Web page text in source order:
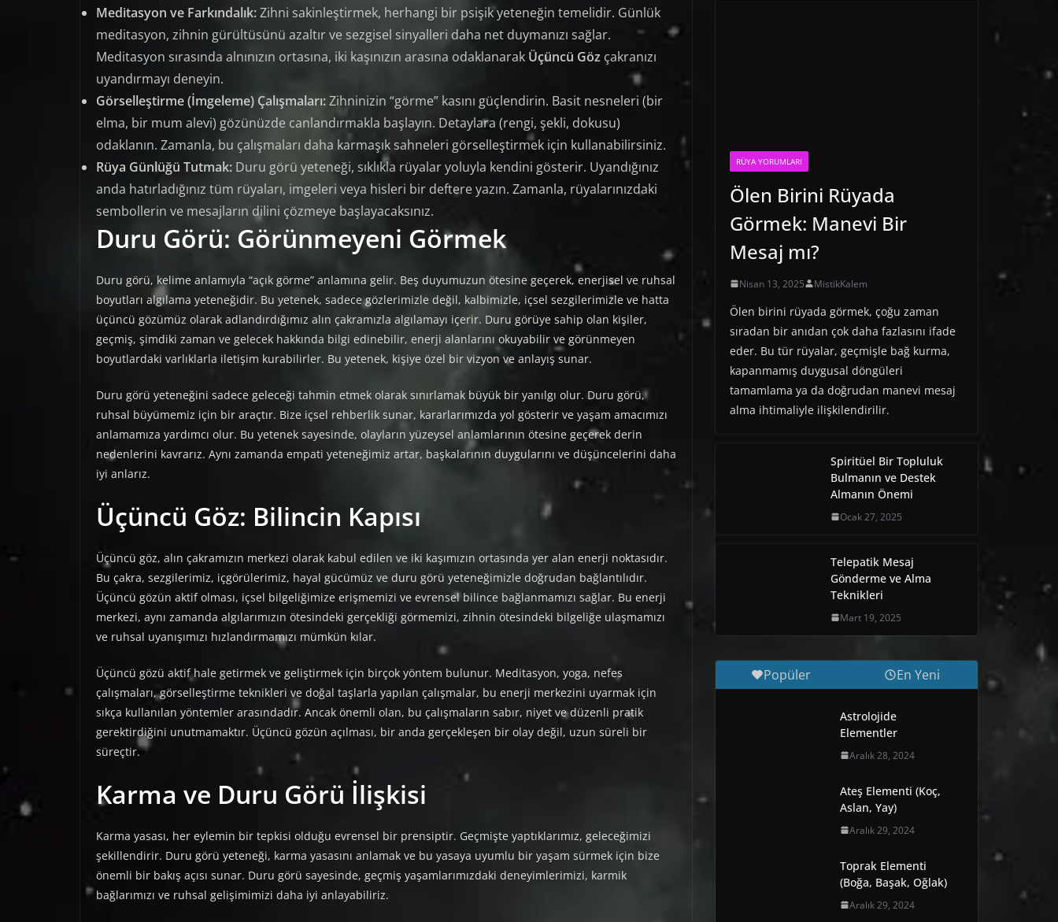
Meditasyon ve Farkındalık:Zihni sakinleştirmek, herhangi bir psişik yeteneğin temelidir. Günlük
meditasyon, zihnin gürültüsünü azaltır ve sezgisel sinyalleri daha net duymanızı sağlar.
Meditasyon sırasında alnınızın ortasına, iki kaşınızın arasına odaklanarak Üçüncü Göz çakranızı
uyandırmayı deneyin.
Görselleştirme (İmgeleme) Çalışmaları:Zihninizin “görme” kasını güçlendirin. Basit nesneleri (bir
elma, bir mum alevi) gözünüzde canlandırmakla başlayın. Detaylara (rengi, şekli, dokusu)
odaklanın. Zamanla, bu çalışmaları daha karmaşık sahneleri görselleştirmek için kullanabilirsiniz.
Rüya Günlüğü Tutmak: Duru görü yeteneği, sıklıkla rüyalar yoluyla kendini gösterir. Uyandığınız
anda hatırladığınız tüm rüyaları, imgeleri veya hisleri bir deftere yazın. Zamanla, rüyalarınızdaki
sembollerin ve mesajların dilini çözmeye başlayacaksınız.
Duru Görü: Görünmeyeni Görmek
Duru görü, kelime anlamıyla “açık görme” anlamına gelir. Beş duyumuzun ötesine geçerek, enerjisel ve ruhsal
boyutları algılama yeteneğidir. Bu yetenek, sadece gözlerimizle değil, kalbimizle, içsel sezgilerimizle ve hatta
üçüncü gözümüz olarak adlandırdığımız alın çakramızla algılamayı içerir. Duru görüye sahip olan kişiler,
geçmiş, şimdiki zaman ve gelecek hakkında bilgi edinebilir, enerji alanlarını okuyabilir ve görünmeyen
boyutlardaki varlıklarla iletişim kurabilirler. Bu yetenek, kişiye özel bir vizyon ve anlayış sunar.
Duru görü yeteneğini sadece geleceği tahmin etmek olarak sınırlamak büyük bir yanılgı olur. Duru görü,
ruhsal büyümemiz için bir araçtır. Bize içsel rehberlik sunar, kararlarımızda yol gösterir ve yaşam amacımızı
anlamamıza yardımcı olur. Bu yetenek sayesinde, olayların yüzeysel anlamlarının ötesine geçerek derin
nedenlerini kavrarız. Aynı zamanda empati yeteneğimiz artar, başkalarının duygularını ve düşüncelerini daha
iyi anlarız.
Üçüncü Göz: Bilincin Kapısı
Üçüncü göz, alın çakramızın merkezi olarak kabul edilen ve iki kaşımızın ortasında yer alan enerji noktasıdır.
Bu çakra, sezgilerimiz, içgörülerimiz, hayal gücümüz ve duru görü yeteneğimizle doğrudan bağlantılıdır.
Üçüncü gözün aktif olması, içsel bilgeliğimize erişmemizi ve evrensel bilince bağlanmamızı sağlar. Bu enerji
merkezi, aynı zamanda algılarımızın ötesindeki gerçekliği görmemizi, zihnin ötesindeki bilgeliğe ulaşmamızı
ve ruhsal uyanışımızı hızlandırmamızı mümkün kılar.
Üçüncü gözü aktif hale getirmek ve geliştirmek için birçok yöntem bulunur. Meditasyon, yoga, nefes
çalışmaları, görselleştirme teknikleri ve doğal taşlarla yapılan çalışmalar, bu enerji merkezini uyarmak için
sıkça kullanılan yöntemler arasındadır. Ancak önemli olan, bu çalışmaların sabır, niyet ve düzenli pratik
gerektirdiğini unutmamaktır. Üçüncü gözün açılması, bir anda gerçekleşen bir olay değil, uzun süreli bir
süreçtir.
Karma ve Duru Görü İlişkisi
Karma yasası, her eylemin bir tepkisi olduğu evrensel bir prensiptir. Geçmişte yaptıklarımız, geleceğimizi
şekillendirir. Duru görü yeteneği, karma yasasını anlamak ve bu yasaya uyumlu bir yaşam sürmek için bize
önemli bir bakış açısı sunar. Duru görü sayesinde, geçmiş yaşamlarımızdaki deneyimlerimizi, karmik
bağlarımızı ve ruhsal gelişimimizi daha iyi anlayabiliriz.
RÜYA YORUMLARI
Ölen Birini Rüyada
Görmek: Manevi Bir
Mesaj mı?
Nisan 13, 2025 MistikKalem
Ölen birini rüyada görmek, çoğu zaman
sıradan bir anıdan çok daha fazlasını ifade
eder. Bu tür rüyalar, geçmişle bağ kurma,
kapanmamış duygusal döngüleri
tamamlama ya da doğrudan manevi mesaj
alma ihtimaliyle ilişkilendirilir.
Spiritüel Bir Topluluk
Bulmanın ve Destek
Almanın Önemi
Ocak 27, 2025
Telepatik Mesaj
Gönderme ve Alma
Teknikleri
Mart 19, 2025
Popüler En Yeni
Astrolojide
Elementler
Aralık 28, 2024
Ateş Elementi (Koç,
Aslan, Yay)
Aralık 29, 2024
Toprak Elementi
(Boğa, Başak, Oğlak)
Aralık 29, 2024